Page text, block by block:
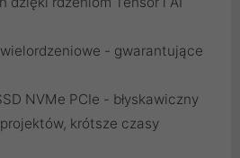
- gwarantujące
NVMe PCIe - błyskawiczny
krótsze czasy